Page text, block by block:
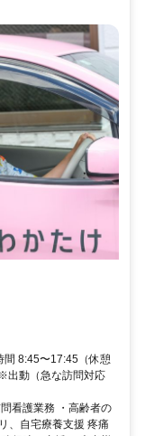
間 8:45〜17:45（休憩
出動（急な訪問対応
看護業務 ・高齢者の
、自宅療養支援 疼痛